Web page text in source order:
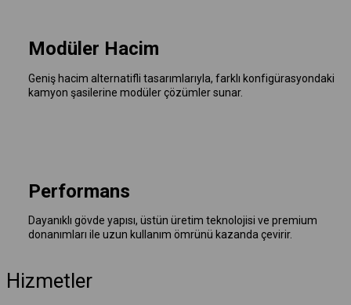
Modüler Hacim
Geniş hacim alternatifli tasarımlarıyla, farklı konfigürasyondaki
kamyon şasilerine modüler çözümler sunar.
Performans
Dayanıklı gövde yapısı, üstün üretim teknolojisi ve premium
donanımları ile uzun kullanım ömrünü kazanda çevirir.
Hizmetler